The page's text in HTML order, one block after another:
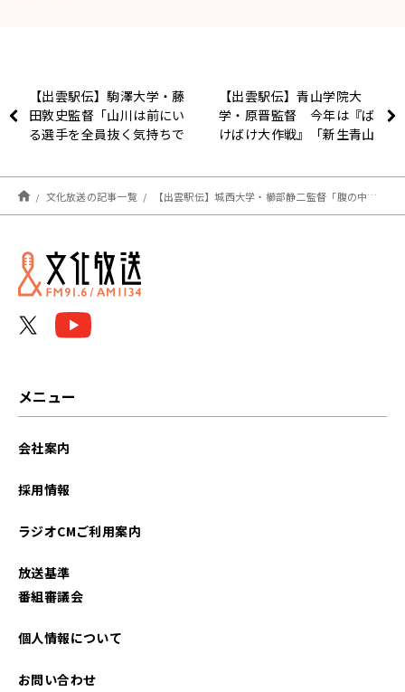
【出雲駅伝】駒澤大学・藤
田敦史監督「山川は前にい
る選手を全員抜く気持ちで
【出雲駅伝】青山学院大
学・原晋監督 今年は『ば
けばけ大作戦』「新生青山
文化放送の記事一覧 【出雲駅伝】城西大学・櫛部静二監督「腹の中では“もしかしたら優勝も期待できるのかな”と」
メニュー
会社案内
採用情報
ラジオCMご利用案内
放送基準
番組審議会
個人情報について
お問い合わせ